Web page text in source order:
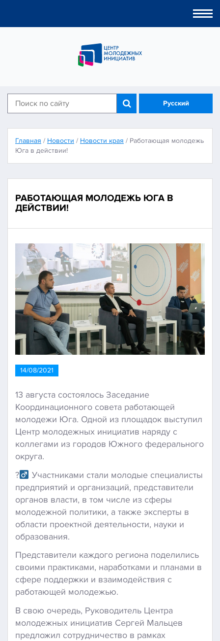
Русский
Главная / Новости / Новости края / Работающая молодежь
Юга в действии!
РАБОТАЮЩАЯ МОЛОДЕЖЬ ЮГА В
ДЕЙСТВИИ!
14/08/2021
13 августа состоялось Заседание
Координационного совета работающей
молодежи Юга. Одной из площадок выступил
Центр молодежных инициатив наряду с
коллегами из городов Южного федерального
округа.
?‍
Участниками стали молодые специалисты
предприятий и организаций, представители
органов власти, в том числе из сферы
молодежной политики, а также эксперты в
области проектной деятельности, науки и
образования.
Представители каждого региона поделились
своими практиками, наработками и планами в
сфере поддержки и взаимодействия с
работающей молодежью.
В свою очередь, Руководитель Центра
молодежных инициатив Сергей Мальцев
предложил сотрудничество в рамках